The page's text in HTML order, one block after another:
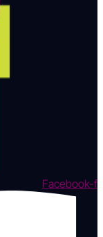
Facebook-f